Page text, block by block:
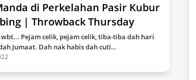
di Perkelahan Pasir Kubur
| Throwback Thursday
Pejam celik, pejam celik, tiba-tiba dah hari
Jumaat. Dah nak habis dah cuti…